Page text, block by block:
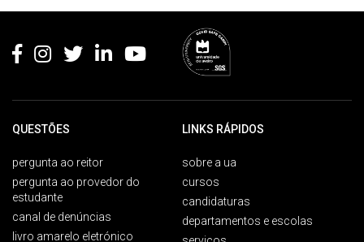
QUESTÕES
pergunta ao reitor
pergunta ao provedor do
estudante
canal de denúncias
livro amarelo eletrónico
LINKS RÁPIDOS
sobre a ua
cursos
candidaturas
departamentos e escolas